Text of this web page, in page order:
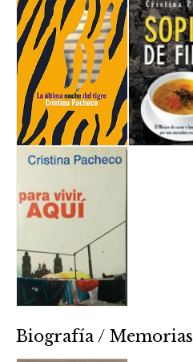
Biografía / Memorias